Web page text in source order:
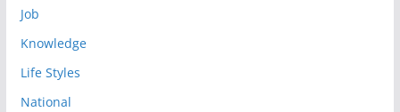
Job
Knowledge
Life Styles
National